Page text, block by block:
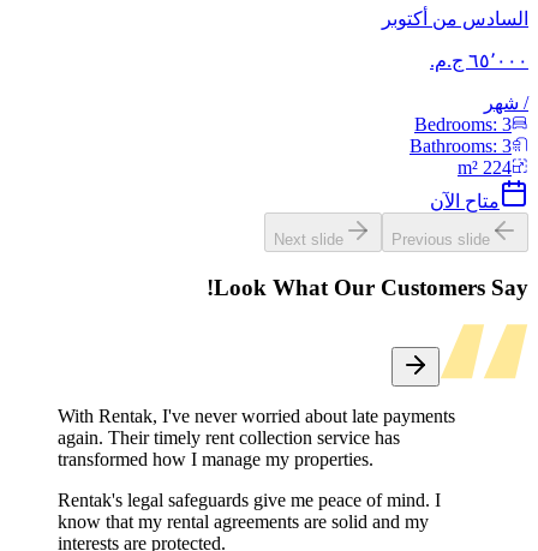
السادس من أكتوبر
/ شهر
Bedrooms: 3
Bathrooms: 3
224
متاح الآن
Previous slide
Next slide
Look What Our Customers Say!
With Rentak, I've never worried about late payments
again. Their timely rent collection service has
transformed how I manage my properties.
Rentak's legal safeguards give me peace of mind. I
know that my rental agreements are solid and my
interests are protected.